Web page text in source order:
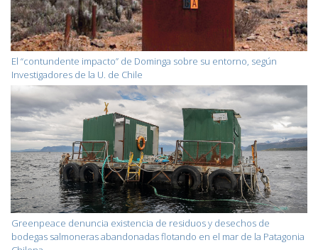
El “contundente impacto” de Dominga sobre su entorno, según
Investigadores de la U. de Chile
Greenpeace denuncia existencia de residuos y desechos de
bodegas salmoneras abandonadas flotando en el mar de la Patagonia